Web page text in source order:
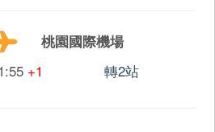
桃園國際機場
+1 轉2站